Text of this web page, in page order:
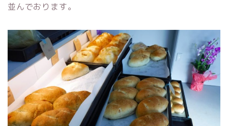
並んでおります。